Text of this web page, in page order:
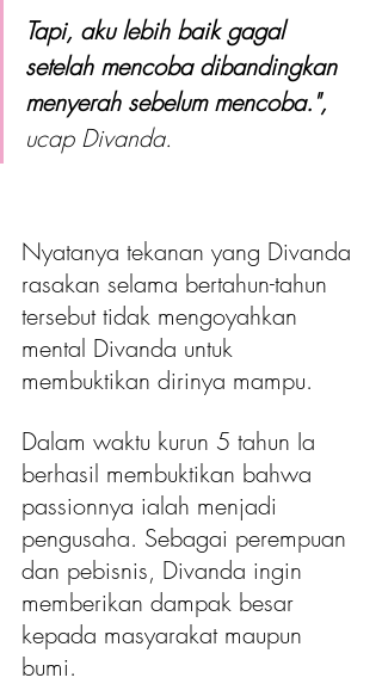
Tapi, aku lebih baik gagal
setelah mencoba dibandingkan
menyerah sebelum mencoba.",
ucap Divanda.
Nyatanya tekanan yang Divanda
rasakan selama bertahun-tahun
tersebut tidak mengoyahkan
mental Divanda untuk
membuktikan dirinya mampu.
Dalam waktu kurun 5 tahun Ia
berhasil membuktikan bahwa
passionnya ialah menjadi
pengusaha. Sebagai perempuan
dan pebisnis, Divanda ingin
memberikan dampak besar
kepada masyarakat maupun
bumi.